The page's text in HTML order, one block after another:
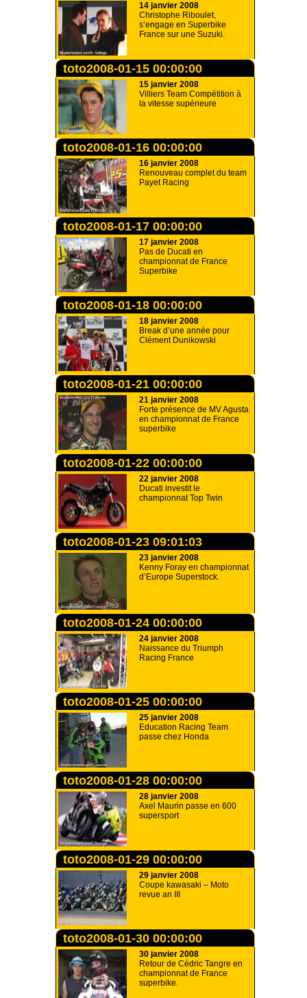
14 janvier 2008
Christophe Riboulet,
s’engage en Superbike
France sur une Suzuki.
toto2008-01-15 00:00:00
15 janvier 2008
Villiers Team Compétition à
la vitesse supérieure
toto2008-01-16 00:00:00
16 janvier 2008
Renouveau complet du team
Payet Racing
toto2008-01-17 00:00:00
17 janvier 2008
Pas de Ducati en
championnat de France
Superbike
toto2008-01-18 00:00:00
18 janvier 2008
Break d’une année pour
Clément Dunikowski
toto2008-01-21 00:00:00
21 janvier 2008
Forte présence de MV Agusta
en championnat de France
superbike
toto2008-01-22 00:00:00
22 janvier 2008
Ducati investit le
championnat Top Twin
toto2008-01-23 09:01:03
23 janvier 2008
Kenny Foray en championnat
d’Europe Superstock.
toto2008-01-24 00:00:00
24 janvier 2008
Naissance du Triumph
Racing France
toto2008-01-25 00:00:00
25 janvier 2008
Education Racing Team
passe chez Honda
toto2008-01-28 00:00:00
28 janvier 2008
Axel Maurin passe en 600
supersport
toto2008-01-29 00:00:00
29 janvier 2008
Coupe kawasaki – Moto
revue an III
toto2008-01-30 00:00:00
30 janvier 2008
Retour de Cédric Tangre en
championnat de France
superbike.